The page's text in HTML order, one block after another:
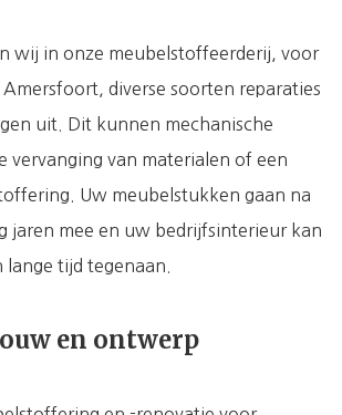
wij in onze meubelstoffeerderij, voor
diverse soorten reparaties
uit. Dit kunnen mechanische
vervanging van materialen of een
Uw meubelstukken gaan na
jaren mee en uw bedrijfsinterieur kan
tijd tegenaan.
en ontwerp